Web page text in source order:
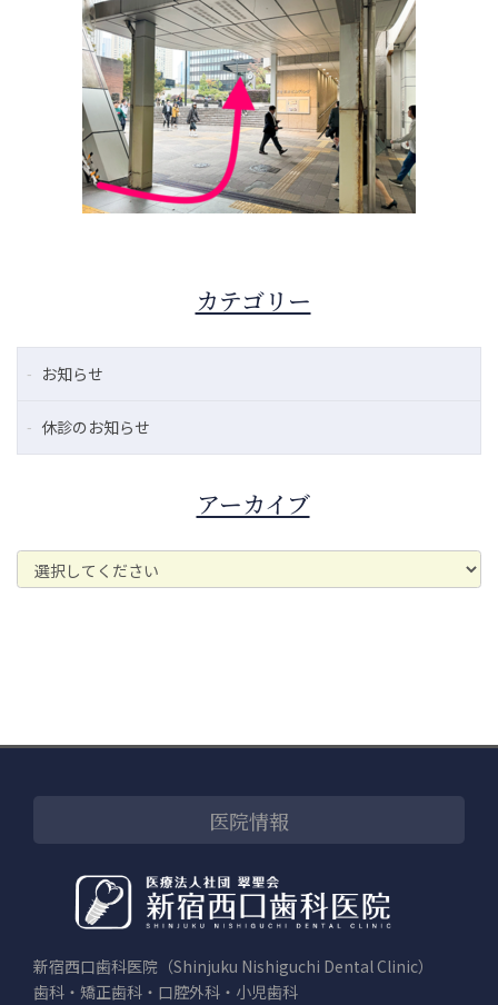
カテゴリー
お知らせ
休診のお知らせ
アーカイブ
医院情報
新宿西口歯科医院（Shinjuku Nishiguchi Dental Clinic）
歯科・矯正歯科・口腔外科・小児歯科